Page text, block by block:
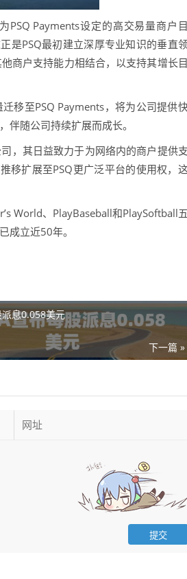
Payments设定的高交易量商户目
是PSQ最初建立深厚专业知识的垂直
商户支持能力相结合，以支持其增长目
移至PSQ Payments，将为公司提供
随公司持续扩展而成长。
，其日益致力于为网络内的商户提供支
移扩展至PSQ更广泛平台的使用权，
World、PlayBaseball和PlaySoftball五
成立近50年。
息0.058美元
下一篇 »